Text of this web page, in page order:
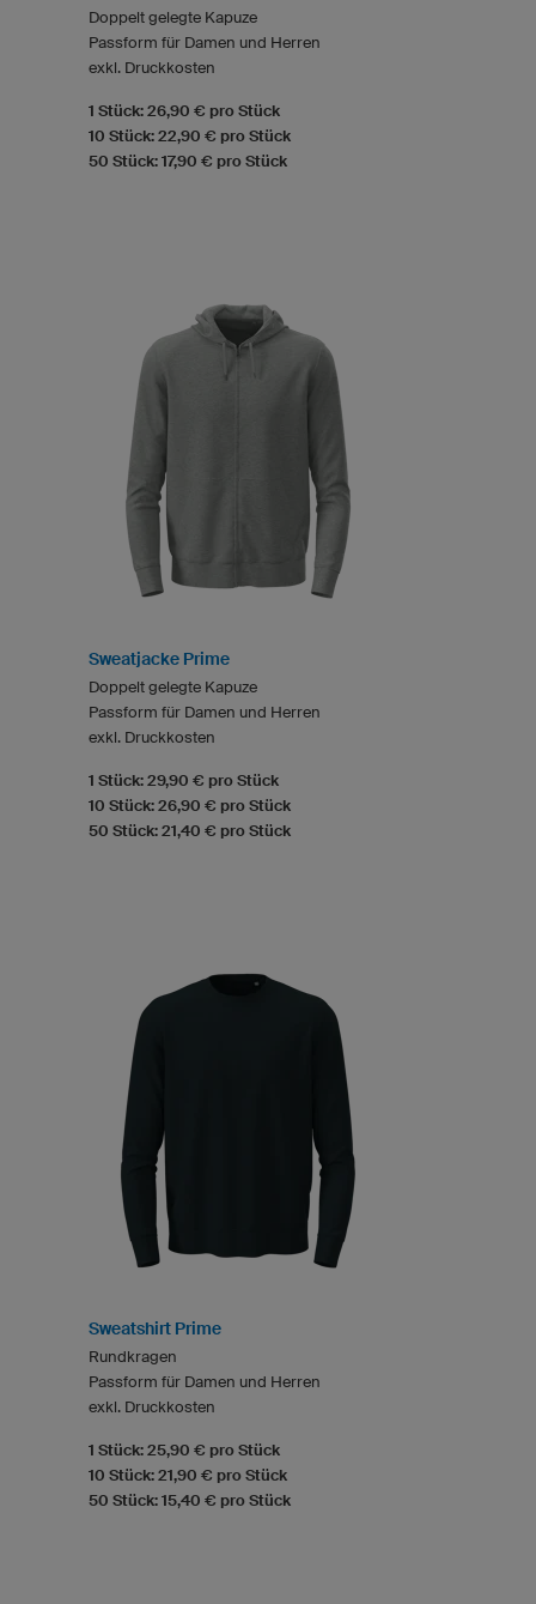
Doppelt gelegte Kapuze
Passform für Damen und Herren
exkl. Druckkosten
1 Stück: 26,90 € pro Stück
10 Stück: 22,90 € pro Stück
50 Stück: 17,90 € pro Stück
Sweatjacke Prime
Doppelt gelegte Kapuze
Passform für Damen und Herren
exkl. Druckkosten
1 Stück: 29,90 € pro Stück
10 Stück: 26,90 € pro Stück
50 Stück: 21,40 € pro Stück
Sweatshirt Prime
Rundkragen
Passform für Damen und Herren
exkl. Druckkosten
1 Stück: 25,90 € pro Stück
10 Stück: 21,90 € pro Stück
50 Stück: 15,40 € pro Stück